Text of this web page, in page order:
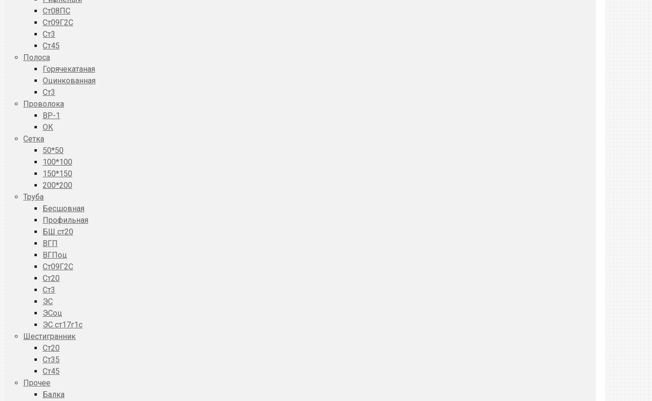
Ст08ПС
Ст09Г2С
Ст3
Ст45
Полоса
Горячекатаная
Оцинкованная
Ст3
Проволока
ВР-1
ОК
Сетка
50*50
100*100
150*150
200*200
Труба
Бесшовная
Профильная
БШ ст20
ВГП
ВГПоц
Ст09Г2С
Ст20
Ст3
ЭС
ЭСоц
ЭС ст17г1с
Шестигранник
Ст20
Ст35
Ст45
Прочее
Балка